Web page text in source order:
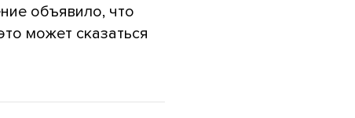
объявило, что
может сказаться